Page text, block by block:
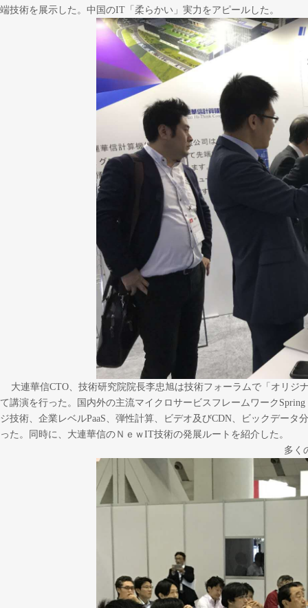
端技術を展示した。中国のIT「柔らかい」実力をアピールした。
大連華信CTO、技術研究院院長李忠旭は技術フォーラムで「オリジ
て講演を行った。国内外の主流マイクロサービスフレームワーク
ジ技術、企業レベルPaaS、弾性計算、ビデオ及びCDN、ビックデー
った。同時に、大連華信のＮｅｗIT技術の発展ルートを紹介した。
多く